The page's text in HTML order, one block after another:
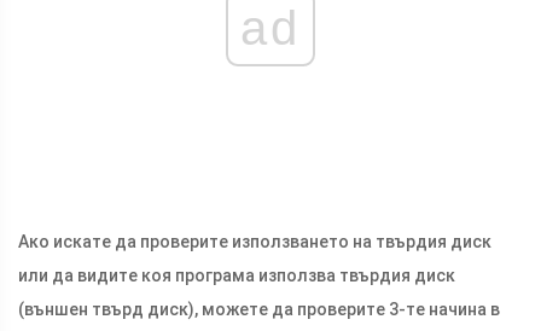
ad
Ако искате да проверите използването на твърдия диск
или да видите коя програма използва твърдия диск
(външен твърд диск), можете да проверите 3-те начина в